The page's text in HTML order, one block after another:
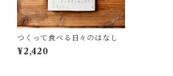
つくって食べる日々のはなし
¥2,420